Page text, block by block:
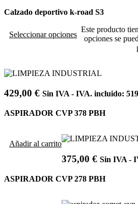
Calzado deportivo k-road S3
Seleccionar opciones
Este producto
opciones se
429,00 € Sin IVA - IVA. incluido:
ASPIRADOR CVP 378 PBH
Añadir al carrito
375,00 € Sin IVA -
ASPIRADOR CVP 278 PBH